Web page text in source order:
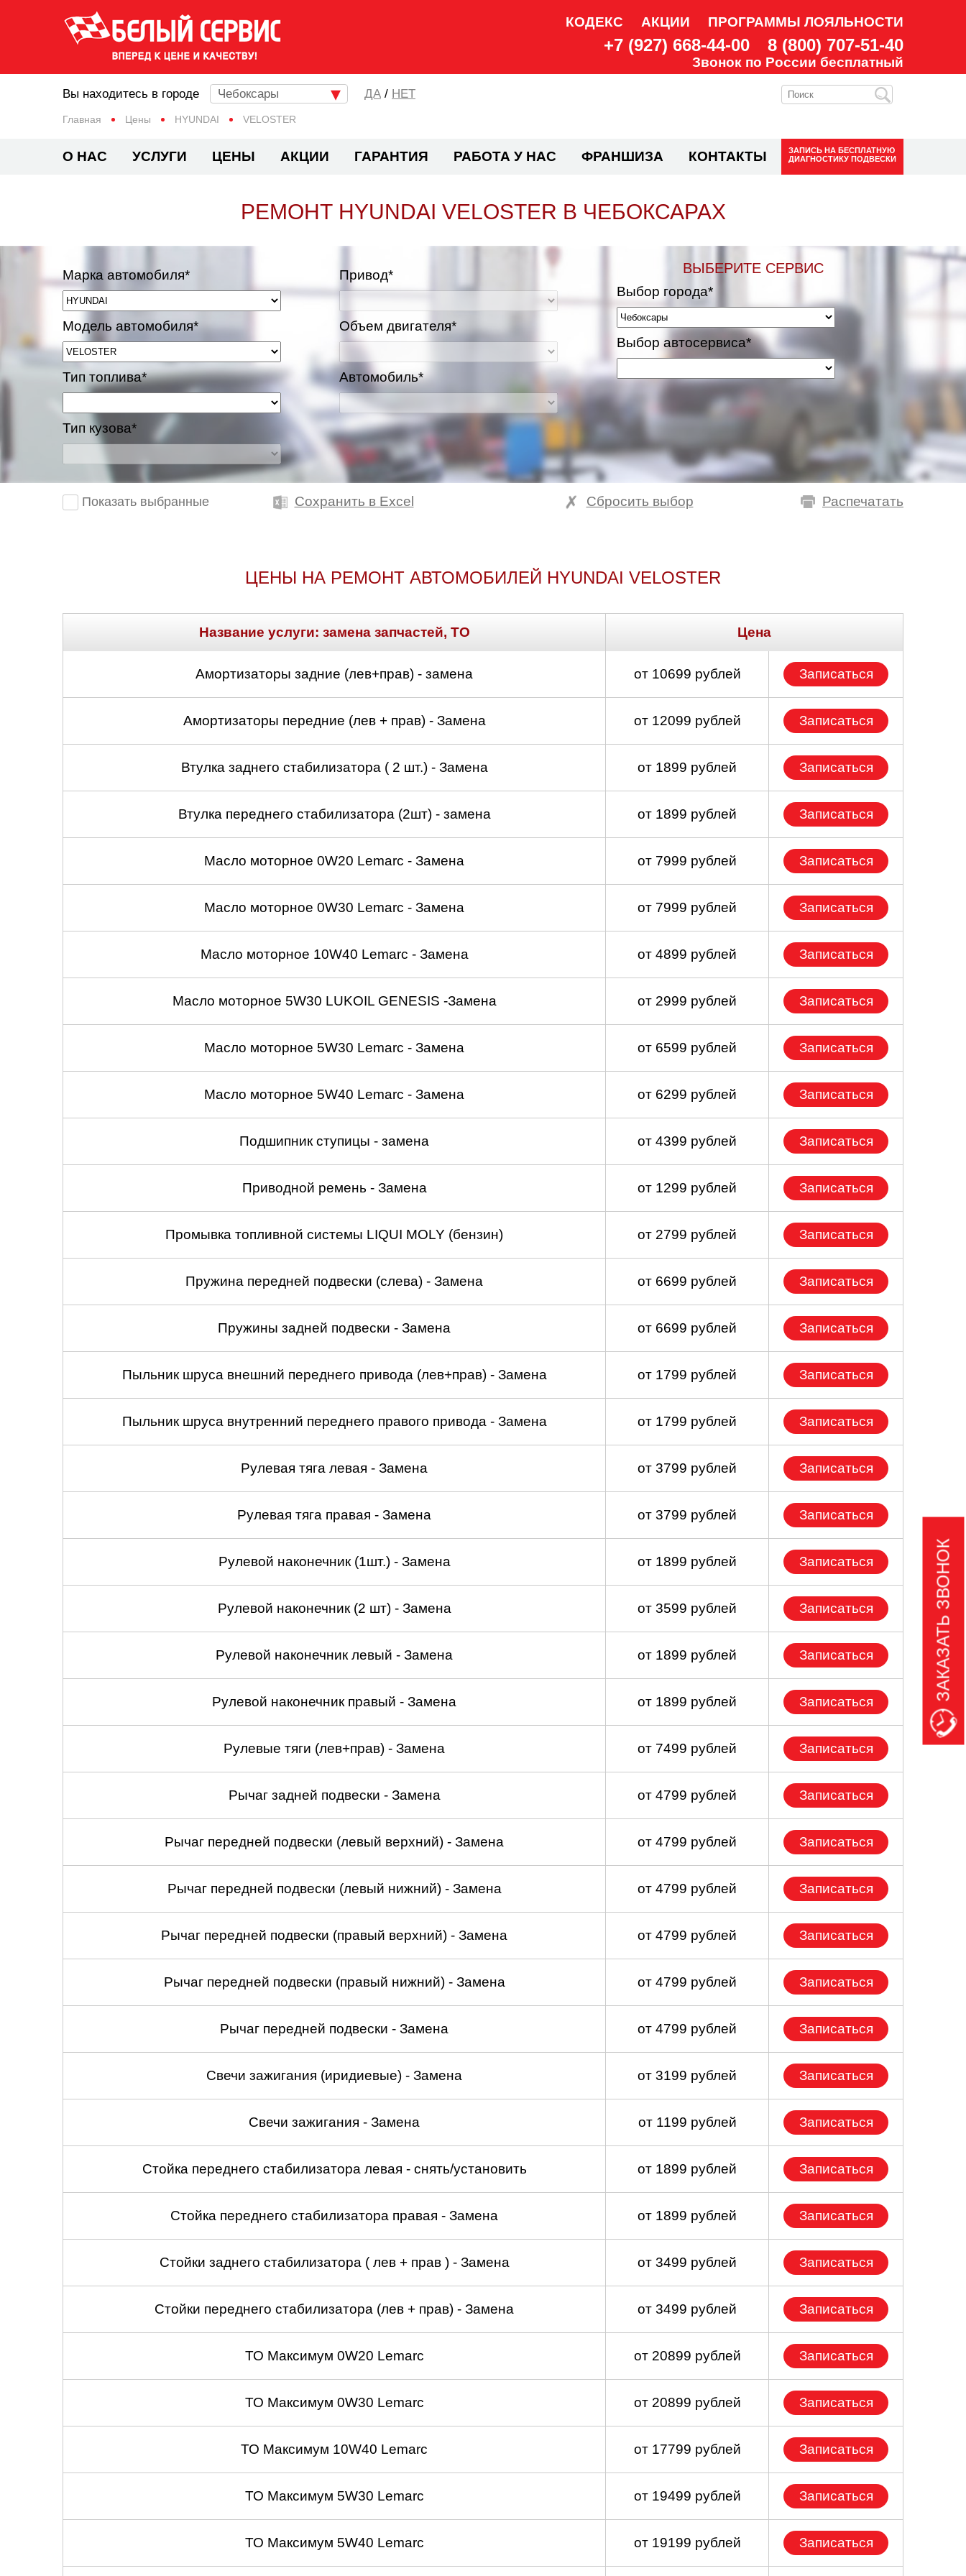
КОДЕКС АКЦИИ ПРОГРАММЫ ЛОЯЛЬНОСТИ
+7 (927) 668-44-00 8 (800) 707-51-40
Звонок по России бесплатный
Главная Цены HYUNDAI VELOSTER
Вы находитесь в городе Чебоксары / НЕТ
О НАС УСЛУГИ ЦЕНЫ АКЦИИ ГАРАНТИЯ РАБОТА У НАС ФРАНШИЗА КОНТАКТЫ ЗАПИСЬ НА БЕСПЛАТНУЮ
ДИАГНОСТИКУ ПОДВЕСКИ
РЕМОНТ HYUNDAI VELOSTER В ЧЕБОКСАРАХ
Марка автомобиля*
Модель автомобиля*
Тип топлива*
Тип кузова*
Привод*
Объем двигателя*
Автомобиль*
ВЫБЕРИТЕ СЕРВИС
Выбор города*
Выбор автосервиса*
Показать выбранные Сохранить в Excel Распечатать
Сбросить выбор
ЦЕНЫ НА РЕМОНТ АВТОМОБИЛЕЙ HYUNDAI VELOSTER
Название услуги: замена запчастей, ТО Цена
Амортизаторы задние (лев+прав) - замена от 10699 рублей Записаться
Амортизаторы передние (лев + прав) - Замена от 12099 рублей Записаться
Втулка заднего стабилизатора ( 2 шт.) - Замена от 1899 рублей Записаться
Втулка переднего стабилизатора (2шт) - замена от 1899 рублей Записаться
Масло моторное 0W20 Lemarc - Замена от 7999 рублей Записаться
Масло моторное 0W30 Lemarc - Замена от 7999 рублей Записаться
Масло моторное 10W40 Lemarc - Замена от 4899 рублей Записаться
Масло моторное 5W30 LUKOIL GENESIS -Замена от 2999 рублей Записаться
Масло моторное 5W30 Lemarc - Замена от 6599 рублей Записаться
Масло моторное 5W40 Lemarc - Замена от 6299 рублей Записаться
Подшипник ступицы - замена от 4399 рублей Записаться
Приводной ремень - Замена от 1299 рублей Записаться
Промывка топливной системы LIQUI MOLY (бензин) от 2799 рублей Записаться
Пружина передней подвески (слева) - Замена от 6699 рублей Записаться
Пружины задней подвески - Замена от 6699 рублей Записаться
Пыльник шруса внешний переднего привода (лев+прав) - Замена от 1799 рублей Записаться
Пыльник шруса внутренний переднего правого привода - Замена от 1799 рублей Записаться
Рулевая тяга левая - Замена от 3799 рублей Записаться
Рулевая тяга правая - Замена от 3799 рублей Записаться
Рулевой наконечник (1шт.) - Замена от 1899 рублей Записаться
Рулевой наконечник (2 шт) - Замена от 3599 рублей Записаться
Рулевой наконечник левый - Замена от 1899 рублей Записаться
Рулевой наконечник правый - Замена от 1899 рублей Записаться
Рулевые тяги (лев+прав) - Замена от 7499 рублей Записаться
Рычаг задней подвески - Замена от 4799 рублей Записаться
Рычаг передней подвески (левый верхний) - Замена от 4799 рублей Записаться
Рычаг передней подвески (левый нижний) - Замена от 4799 рублей Записаться
Рычаг передней подвески (правый верхний) - Замена от 4799 рублей Записаться
Рычаг передней подвески (правый нижний) - Замена от 4799 рублей Записаться
Рычаг передней подвески - Замена от 4799 рублей Записаться
Свечи зажигания (иридиевые) - Замена от 3199 рублей Записаться
Свечи зажигания - Замена от 1199 рублей Записаться
Стойка переднего стабилизатора левая - снять/установить от 1899 рублей Записаться
Стойка переднего стабилизатора правая - Замена от 1899 рублей Записаться
Стойки заднего стабилизатора ( лев + прав ) - Замена от 3499 рублей Записаться
Стойки переднего стабилизатора (лев + прав) - Замена от 3499 рублей Записаться
ТО Максимум 0W20 Lemarc от 20899 рублей Записаться
ТО Максимум 0W30 Lemarc от 20899 рублей Записаться
ТО Максимум 10W40 Lemarc от 17799 рублей Записаться
ТО Максимум 5W30 Lemarc от 19499 рублей Записаться
ТО Максимум 5W40 Lemarc от 19199 рублей Записаться
ЗАКАЗАТЬ ЗВОНОК